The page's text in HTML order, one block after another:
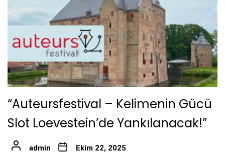
“Auteursfestival – Kelimenin Gücü
Slot Loevestein’de Yankılanacak!”
admin Ekim 22, 2025